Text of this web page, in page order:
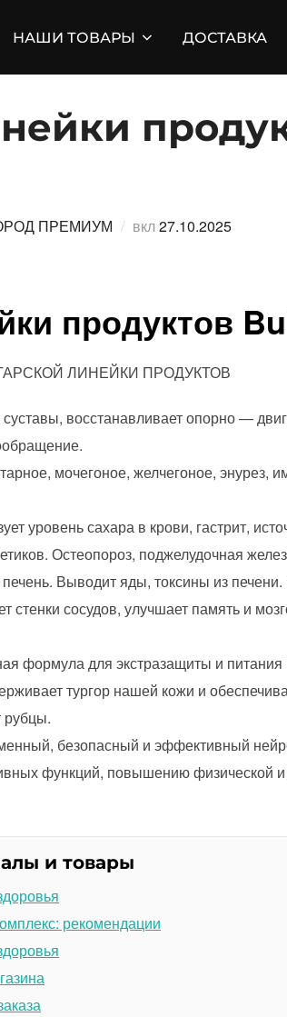
НАШИ ТОВАРЫ ДОСТАВКА
ПРЕМИУМ вклОпубликовано
27.10.2025
продуктов
ЛИНЕЙКИ ПРОДУКТОВ
восстанавливает опорно —
мочегоное, желчегоное, энурез,
уровень сахара в крови, гастрит,
Остеопороз, поджелудочная
Выводит яды, токсины из печени.
стенки сосудов, улучшает память и
формула для экстразащиты и
тургор нашей кожи и
рубцы.
безопасный и эффективный
функций, повышению физической
и товары
рекомендации